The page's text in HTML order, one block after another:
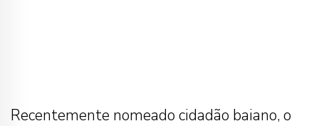
Recentemente nomeado cidadão baiano, o